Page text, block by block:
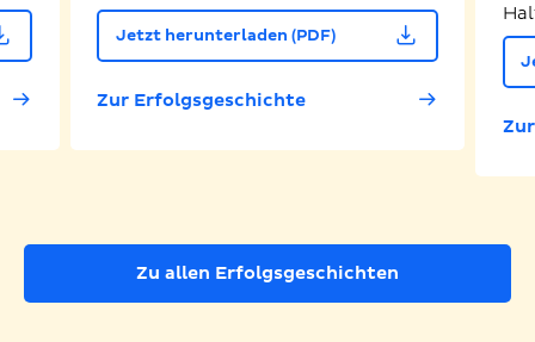
Jetzt herunterladen (PDF)
Zur Erfolgsgeschichte
Zu allen Erfolgsgeschichten